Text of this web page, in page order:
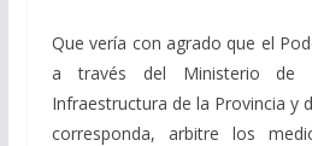
Que vería con agrado que el
a través del Ministerio de
Infraestructura de la Provincia y
corresponda, arbitre los